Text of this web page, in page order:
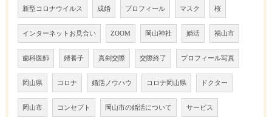
新型コロナウイルス 成婚 プロフィール マスク 桜
インターネットお見合い ZOOM 岡山神社 婚活 福山市
歯科医師 婿養子 真剣交際 交際終了 プロフィール写真
岡山県 コロナ 婚活ノウハウ コロナ岡山県 ドクター
岡山市 コンセプト 岡山市の婚活について サービス